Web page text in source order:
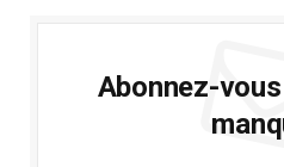
Abonnez-